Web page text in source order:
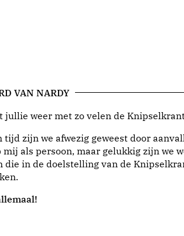
VAN NARDY
jullie weer met zo velen de
tijd zijn we afwezig geweest door
mij als persoon, maar gelukkig zijn we
die in de doelstelling van de